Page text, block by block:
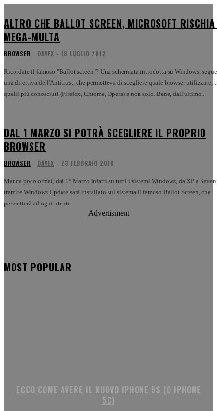
ALTRO CHE BALLOT SCREEN, MICROSOFT
MEGA-MULTA
BROWSER DAVEX - 18 LUGLIO 2012
Ricordate il famoso "Ballot screen"? Una schermata introdotta su Windows,
una direttiva dell'Antitrust, che permetteva di scegliere quale browser utilizzare,
quelli più conosciuti (Firefox, Chrome, Opera) e non solo. Bene, dall'ultimo...
DAL 1 MARZO SI POTRÀ SCEGLIERE IL PROPRIO
BROWSER
BROWSER DAVEX - 23 FEBBRAIO 2010
Manca poco ormai, dal 1° Marzo infatti su tutti i sistemi Windows, da XP a Seven,
tramite Windows Update sarà installato sul sistema il famoso Ballot Screen, che
permetterà ad ogni utente...
Advertisment
MOST POPULAR
ECCO COME AVERE IL NUOVO IPHONE 5S (O IPHONE
5C)